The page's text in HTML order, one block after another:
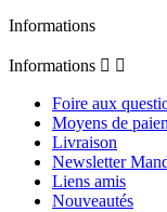
Informations
Informations  
Foire aux
Moyens de
Livraison
Newsletter
Liens amis
Nouveautés